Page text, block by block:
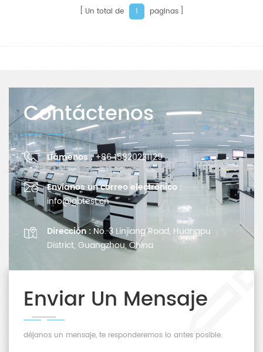
fotovoltaica y electrónica. etc.
Un total de 1 paginas
Contáctenos
Llámenos :+86 15820231129
Envíanos un correo electrónico :
info@gbtest.cn
Dirección : No. 3 Linjiang Road, Huangpu
District, Guangzhou, China
Enviar Un Mensaje
déjanos un mensaje, te responderemos lo antes posible.